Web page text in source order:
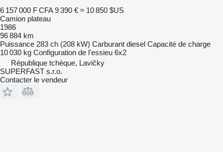
6 157 000 F CFA 9 390 € ≈ 10 850 $US
Camion plateau
1986
96 884 km
Puissance 283 ch (208 kW) Carburant diesel Capacité de charge
10 030 kg Configuration de l'essieu 6x2
République tchèque, Lavičky
SUPERFAST s.r.o.
Contacter le vendeur